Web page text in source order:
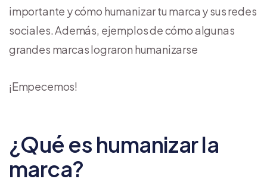
importante y cómo humanizar tu marca y sus redes
sociales. Además, ejemplos de cómo algunas
grandes marcas lograron humanizarse
¡Empecemos!
¿Qué es humanizar la
marca?